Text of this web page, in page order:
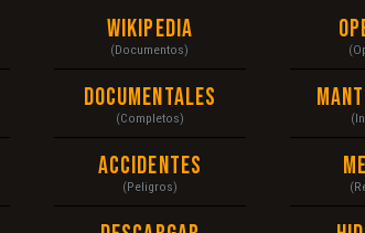
Wikipedia
(Documentos)
Documentales
(Completos)
Accidentes
(Peligros)